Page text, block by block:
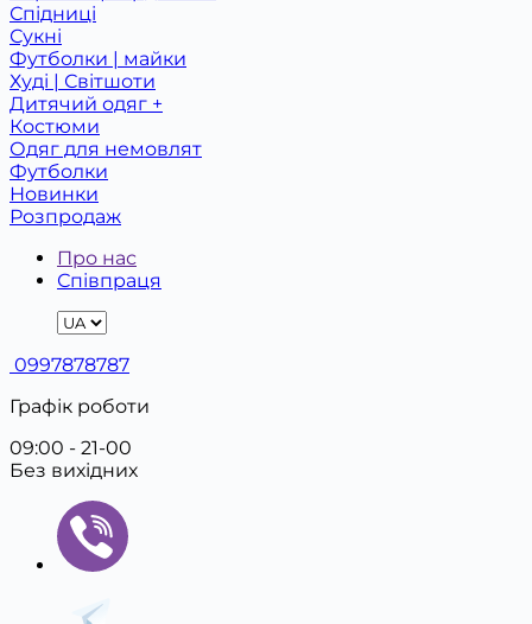
Спідниці
Сукні
Футболки | майки
Худі | Світшоти
Дитячий одяг +
Костюми
Одяг для немовлят
Футболки
Новинки
Розпродаж
Про нас
Співпраця
0997878787
Графік роботи
09:00 - 21-00
Без вихідних